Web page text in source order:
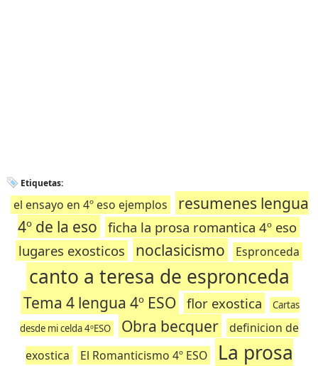
Etiquetas:
el ensayo en 4º eso ejemplos
resumenes lengua
4º de la eso
ficha la prosa romantica 4º eso
lugares exosticos
noclasicismo Espronceda
canto a teresa de espronceda
Tema 4 lengua 4º ESO flor exostica
Cartas
desde mi celda 4ºESO
Obra becquer
definicion de
exostica
El Romanticismo 4º ESO
La prosa